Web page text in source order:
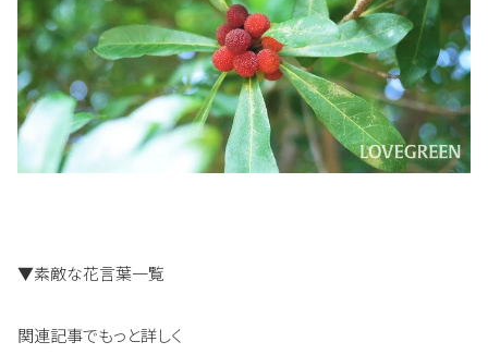
▼素敵な花言葉一覧
関連記事でもっと詳しく